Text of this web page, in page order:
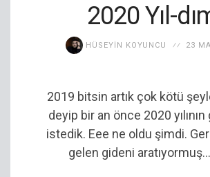
2020 Yıl-
HÜSEYIN KOYUNCU 23
2019 bitsin artık çok kötü
deyip bir an önce 2020
istedik. Eee ne oldu şimdi.
gelen gideni